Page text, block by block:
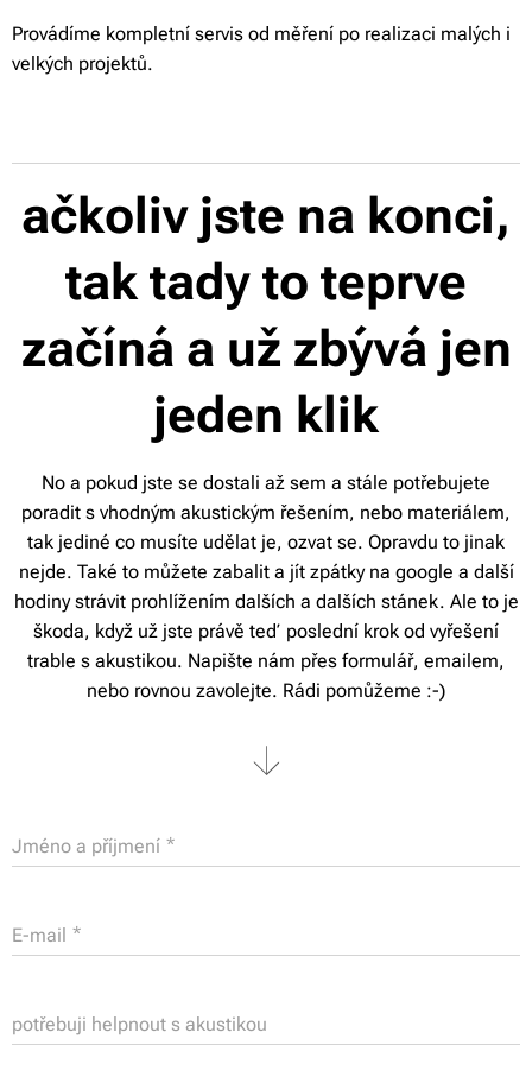
Provádíme kompletní servis od měření po realizaci malých i
velkých projektů.
ačkoliv jste na konci,
tak tady to teprve
začíná a už zbývá jen
jeden klik
No a pokud jste se dostali až sem a stále potřebujete
poradit s vhodným akustickým řešením, nebo materiálem,
tak jediné co musíte udělat je, ozvat se. Opravdu to jinak
nejde. Také to můžete zabalit a jít zpátky na google a další
hodiny strávit prohlížením dalších a dalších stánek. Ale to je
škoda, když už jste právě teď poslední krok od vyřešení
trable s akustikou. Napište nám přes formulář, emailem,
nebo rovnou zavolejte. Rádi pomůžeme :-)
Jméno a příjmení
E-mail
potřebuji helpnout s akustikou